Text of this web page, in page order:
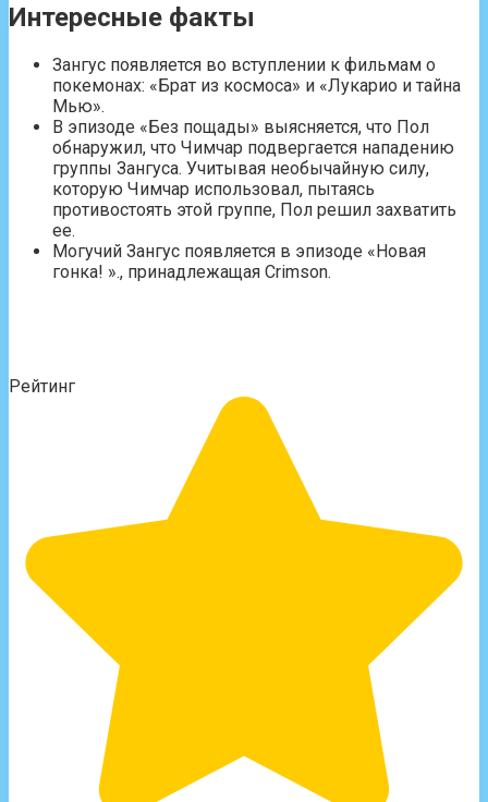
Интересные факты
Зангус появляется во вступлении к фильмам о
покемонах: «Брат из космоса» и «Лукарио и тайна
Мью».
В эпизоде ​​​​«Без пощады» выясняется, что Пол
обнаружил, что Чимчар подвергается нападению
группы Зангуса. Учитывая необычайную силу,
которую Чимчар использовал, пытаясь
противостоять этой группе, Пол решил захватить
ее.
Могучий Зангус появляется в эпизоде ​​«Новая
гонка! »., принадлежащая Crimson.
Рейтинг